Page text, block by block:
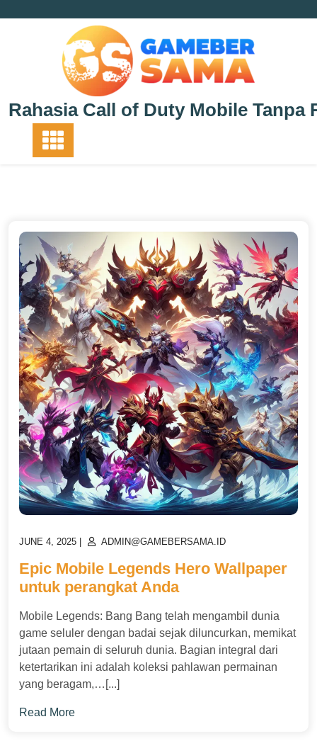
Rahasia Call of Duty Mobile Tanpa
POSTED
JUNE 4, 2025
POSTED
ADMIN@GAMEBERSAMA.ID
Epic Mobile Legends Hero Wallpaper
untuk perangkat Anda
Mobile Legends: Bang Bang telah mengambil dunia
game seluler dengan badai sejak diluncurkan, memikat
jutaan pemain di seluruh dunia. Bagian integral dari
ketertarikan ini adalah koleksi pahlawan permainan
yang beragam,…[...]
Read More